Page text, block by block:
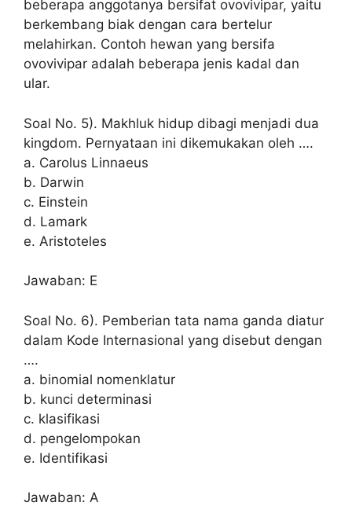
beberapa anggotanya bersifat ovovivipar, yaitu
berkembang biak dengan cara bertelur
melahirkan. Contoh hewan yang bersifa
ovovivipar adalah beberapa jenis kadal dan
ular.
Soal No. 5). Makhluk hidup dibagi menjadi dua
kingdom. Pernyataan ini dikemukakan oleh ….
a. Carolus Linnaeus
b. Darwin
c. Einstein
d. Lamark
e. Aristoteles
Jawaban: E
Soal No. 6). Pemberian tata nama ganda diatur
dalam Kode Internasional yang disebut dengan
….
a. binomial nomenklatur
b. kunci determinasi
c. klasifikasi
d. pengelompokan
e. Identifikasi
Jawaban: A